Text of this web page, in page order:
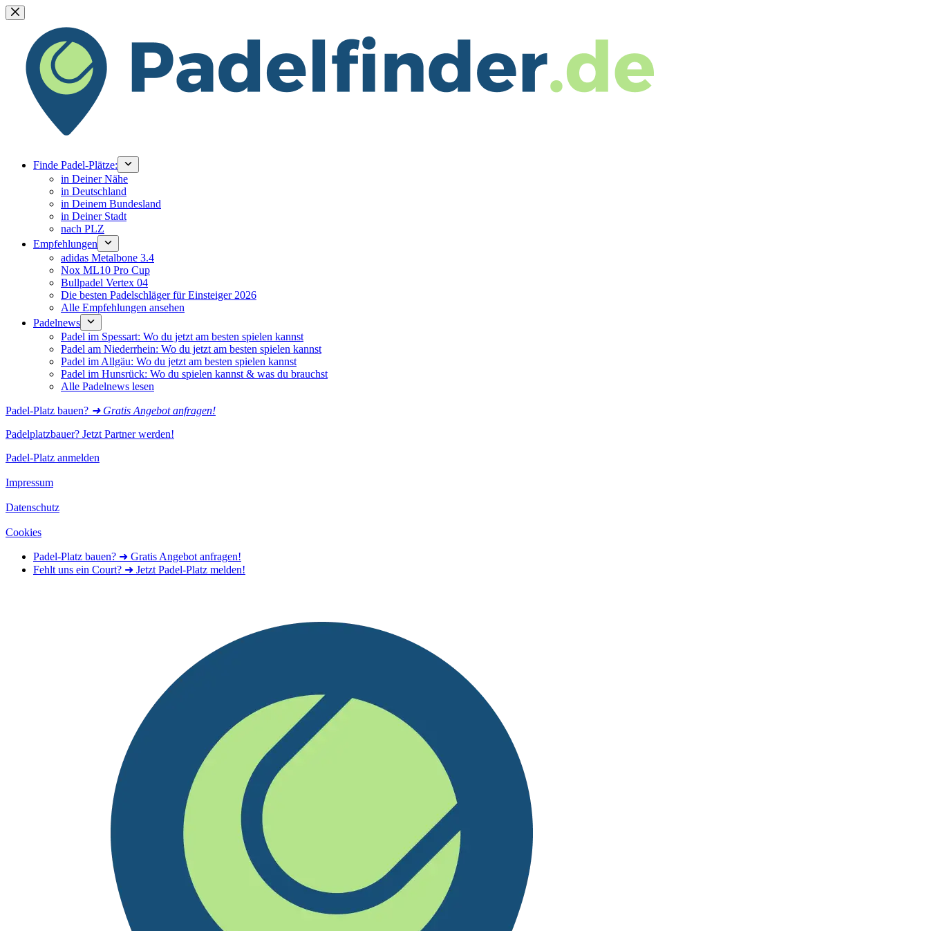
Zum
Inhalt
springen
Finde Padel-Plätze:
in Deiner Nähe
in Deutschland
in Deinem Bundesland
in Deiner Stadt
nach PLZ
Empfehlungen
adidas Metalbone 3.4
Nox ML10 Pro Cup
Bullpadel Vertex 04
Die besten Padelschläger für Einsteiger 2026
Alle Empfehlungen ansehen
Padelnews
Padel im Spessart: Wo du jetzt am besten spielen kannst
Padel am Niederrhein: Wo du jetzt am besten spielen kannst
Padel im Allgäu: Wo du jetzt am besten spielen kannst
Padel im Hunsrück: Wo du spielen kannst & was du brauchst
Alle Padelnews lesen
Padel-Platz bauen? ➜ Gratis Angebot anfragen!
Padelplatzbauer? Jetzt Partner werden!
Padel-Platz anmelden
Impressum
Datenschutz
Cookies
Padel-Platz bauen? ➜ Gratis Angebot anfragen!
Fehlt uns ein Court? ➜ Jetzt Padel-Platz melden!